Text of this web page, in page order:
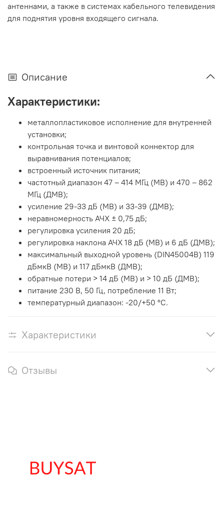
антеннами, а также в системах кабельного телевидения
для поднятия уровня входящего сигнала.
Описание
Характеристики:
металлопластиковое исполнение для внутренней
установки;
контрольная точка и винтовой коннектор для
выравнивания потенциалов;
встроенный источник питания;
частотный диапазон 47 – 414 МГц (МВ) и 470 – 862
МГц (ДМВ);
усиление 29-33 дБ (МВ) и 33-39 (ДМВ);
неравномерность АЧХ ± 0,75 дБ;
регулировка усиления 20 дБ;
регулировка наклона АЧХ 18 дБ (МВ) и 6 дБ (ДМВ);
максимальный выходной уровень (DIN45004B) 119
дБмкВ (МВ) и 117 дБмкВ (ДМВ);
обратные потери > 14 дБ (МВ) и > 10 дБ (ДМВ);
питание 230 В, 50 Гц, потребление 11 Вт;
температурный диапазон: -20/+50 °С.
Характеристики
Отзывы